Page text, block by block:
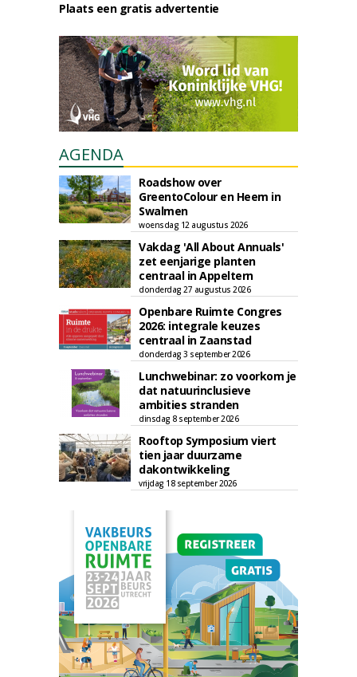
Plaats een gratis advertentie
AGENDA
Roadshow over
GreentoColour en Heem in
Swalmen
woensdag 12 augustus 2026
Vakdag 'All About Annuals'
zet eenjarige planten
centraal in Appeltern
donderdag 27 augustus 2026
Openbare Ruimte Congres
2026: integrale keuzes
centraal in Zaanstad
donderdag 3 september 2026
Lunchwebinar: zo voorkom je
dat natuurinclusieve
ambities stranden
dinsdag 8 september 2026
Rooftop Symposium viert
tien jaar duurzame
dakontwikkeling
vrijdag 18 september 2026